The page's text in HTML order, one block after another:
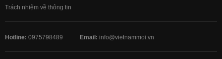
Trách nhiệm về thông tin
Hotline: 0975798489 Email: info@vietnammoi.vn